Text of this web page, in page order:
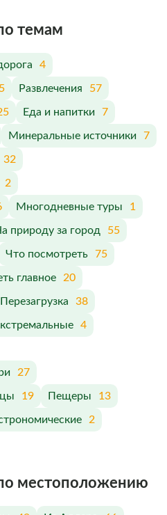
темам
4
Развлечения 57
Еда и напитки 7
Минеральные источники 7
32
2
Многодневные туры 1
природу за город 55
Что посмотреть 75
главное 20
Перезагрузка 38
4
27
19 Пещеры 13
2
меcтоположению